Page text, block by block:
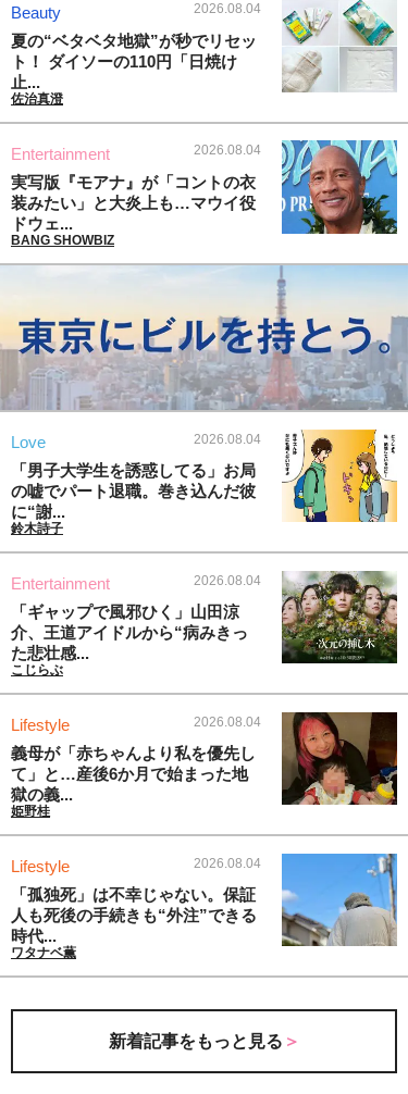
Beauty 2026.08.04
夏の“ベタベタ地獄”が秒でリセッ
ト！ ダイソーの110円「日焼け
止...
佐治真澄
Entertainment 2026.08.04
実写版『モアナ』が「コントの衣
装みたい」と大炎上も…マウイ役
ドウェ...
BANG SHOWBIZ
Love 2026.08.04
「男子大学生を誘惑してる」お局
の嘘でパート退職。巻き込んだ彼
に“謝...
鈴木詩子
Entertainment 2026.08.04
「ギャップで風邪ひく」山田涼
介、王道アイドルから“病みきっ
た悲壮感...
こじらぶ
Lifestyle 2026.08.04
義母が「赤ちゃんより私を優先し
て」と…産後6か月で始まった地
獄の義...
姫野桂
Lifestyle 2026.08.04
「孤独死」は不幸じゃない。保証
人も死後の手続きも“外注”できる
時代...
ワタナベ薫
新着記事をもっと見る